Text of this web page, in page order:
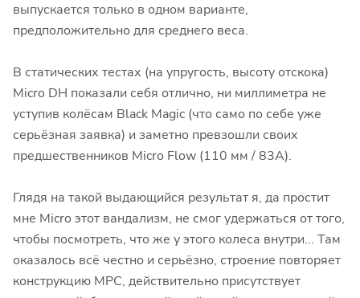
выпускается только в одном варианте,
предположительно для среднего веса.
В статических тестах (на упругость, высоту отскока)
Micro DH показали себя отлично, ни миллиметра не
уступив колёсам Black Magic (что само по себе уже
серьёзная заявка) и заметно превзошли своих
предшественников Micro Flow (110 мм / 83А).
Глядя на такой выдающийся результат я, да простит
мне Micro этот вандализм, не смог удержаться от того,
чтобы посмотреть, что же у этого колеса внутри... Там
оказалось всё честно и серьёзно, строение повторяет
конструкцию МРС, действительно присутствует